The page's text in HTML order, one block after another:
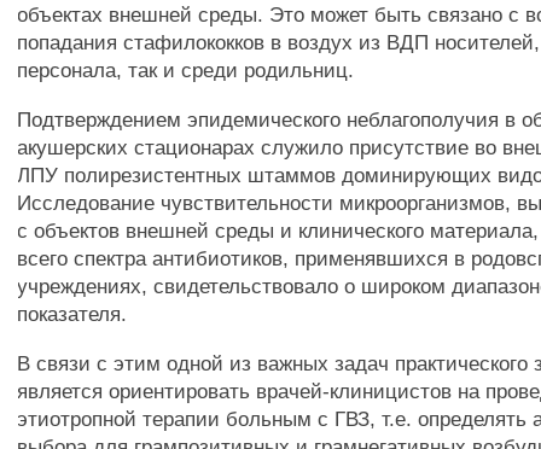
объектах внешней среды. Это может быть связано с
попадания стафилококков в воздух из ВДП
персонала, так и среди родильниц.
Подтверждением эпидемического неблагополучия в
акушерских стационарах служило присутствие во
ЛПУ полирезистентных штаммов доминирующих
Исследование чувствительности микроорганизмов,
с объектов внешней среды и клинического
всего спектра антибиотиков, применявшихся в
учреждениях, свидетельствовало о широком
показателя.
В связи с этим одной из важных задач практического
является ориентировать врачей-клиницистов на
этиотропной терапии больным с ГВЗ, т.е. определять